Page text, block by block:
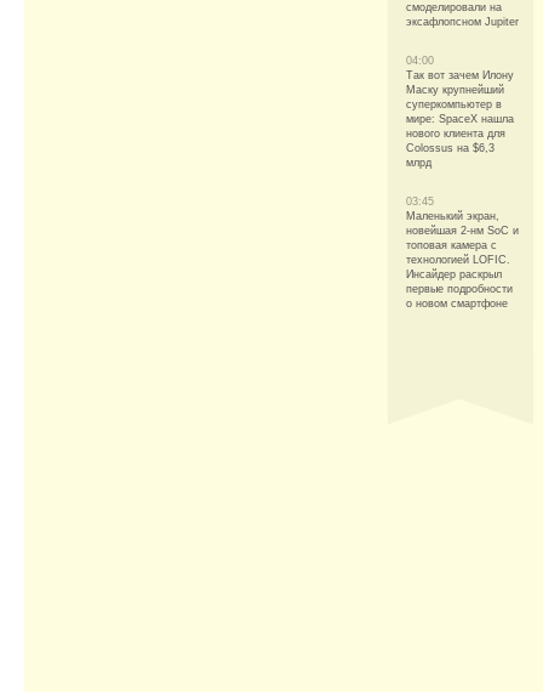
смоделировали на
эксафлопсном Jupiter
04:00
Так вот зачем Илону
Маску крупнейший
суперкомпьютер в
мире: SpaceX нашла
нового клиента для
Colossus на $6,3
млрд
03:45
Маленький экран,
новейшая 2-нм SoC и
топовая камера с
технологией LOFIC.
Инсайдер раскрыл
первые подробности
о новом смартфоне